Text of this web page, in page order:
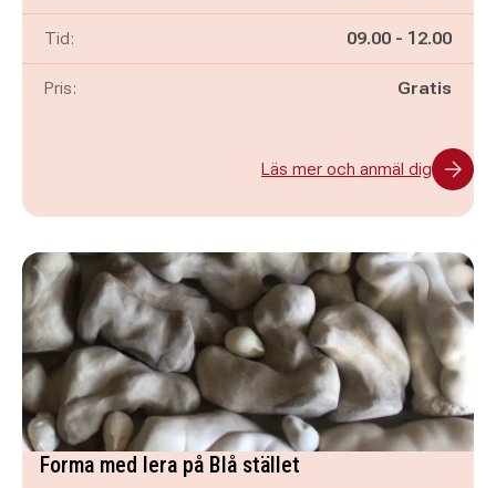
Tid: Pågår mellan
09.00 - och
12.00
Pris: Gratis
Läs mer och anmäl dig
Forma med lera på Blå stället